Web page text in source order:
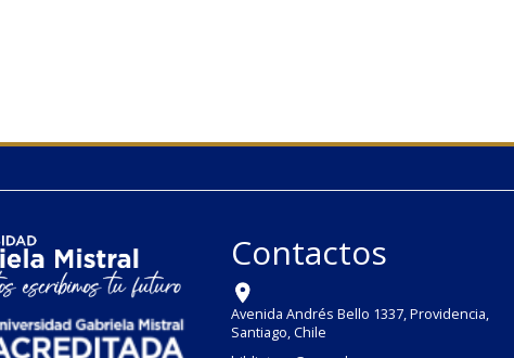
Contactos
Avenida Andrés Bello 1337, Providencia,
Santiago, Chile